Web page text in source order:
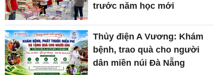
trước năm học mới
Thủy điện A Vương: Khám
bệnh, trao quà cho người
dân miền núi Đà Nẵng